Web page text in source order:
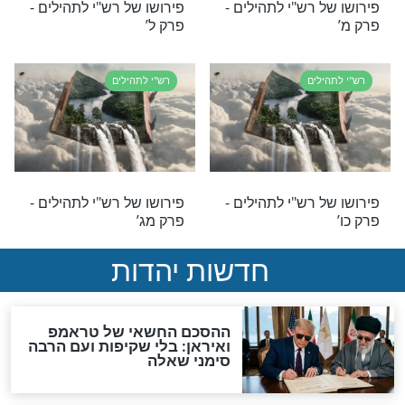
רש"י לתהילים -
פירושו של רש"י לתהילים -
פרק ז’
רש"י לתהילים -
פירושו של רש"י לתהילים -